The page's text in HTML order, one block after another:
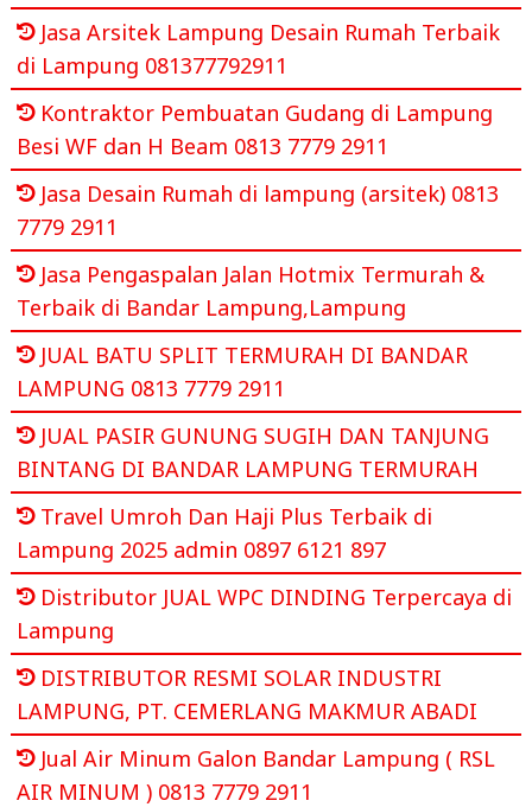
Jasa Arsitek Lampung Desain Rumah Terbaik
di Lampung 081377792911
Kontraktor Pembuatan Gudang di Lampung
Besi WF dan H Beam 0813 7779 2911
Jasa Desain Rumah di lampung (arsitek) 0813
7779 2911
Jasa Pengaspalan Jalan Hotmix Termurah &
Terbaik di Bandar Lampung,Lampung
JUAL BATU SPLIT TERMURAH DI BANDAR
LAMPUNG 0813 7779 2911
JUAL PASIR GUNUNG SUGIH DAN TANJUNG
BINTANG DI BANDAR LAMPUNG TERMURAH
Travel Umroh Dan Haji Plus Terbaik di
Lampung 2025 admin 0897 6121 897
Distributor JUAL WPC DINDING Terpercaya di
Lampung
DISTRIBUTOR RESMI SOLAR INDUSTRI
LAMPUNG, PT. CEMERLANG MAKMUR ABADI
Jual Air Minum Galon Bandar Lampung ( RSL
AIR MINUM ) 0813 7779 2911